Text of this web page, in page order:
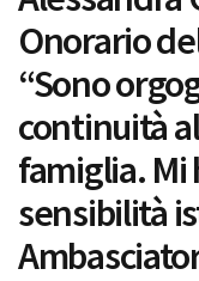
Onorario
“Sono
continuità
famiglia. Mi
sensibilità